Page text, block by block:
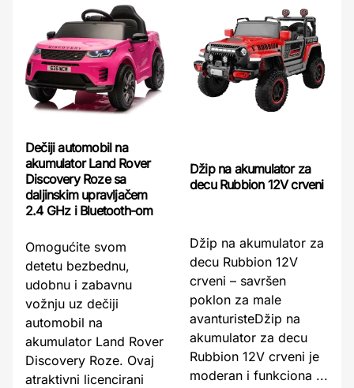
Dečiji automobil na
akumulator Land Rover
Discovery Roze sa
daljinskim upravljačem
2.4 GHz i Bluetooth-om
Omogućite svom
detetu bezbednu,
udobnu i zabavnu
vožnju uz dečiji
automobil na
akumulator Land Rover
Discovery Roze. Ovaj
atraktivni licencirani
Džip na akumulator za
decu Rubbion 12V crveni
Džip na akumulator za
decu Rubbion 12V
crveni – savršen
poklon za male
avanturisteDžip na
akumulator za decu
Rubbion 12V crveni je
moderan i funkciona ...